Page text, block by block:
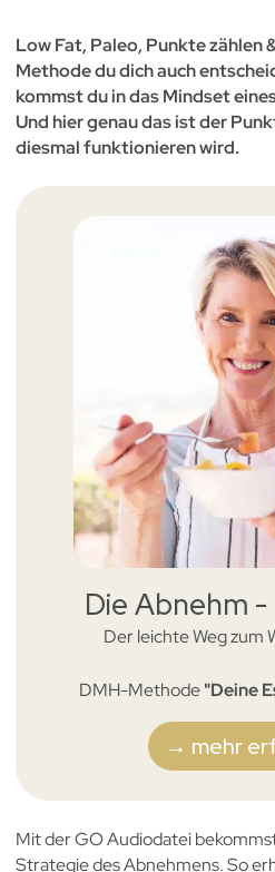
Low Fat, Paleo, Punkte zählen
Methode du dich auch
kommst du in das Mindset
Und hier genau das ist der
diesmal funktionieren wird.
Die Abnehm
Der leichte Weg zum
DMH-Methode"Deine
→ mehr
Mit der GO Audiodatei
Strategie des Abnehmens. So